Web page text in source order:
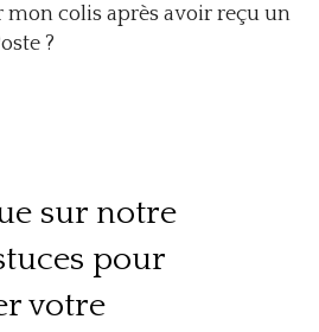
colis après avoir reçu un
?
sur notre
pour
votre